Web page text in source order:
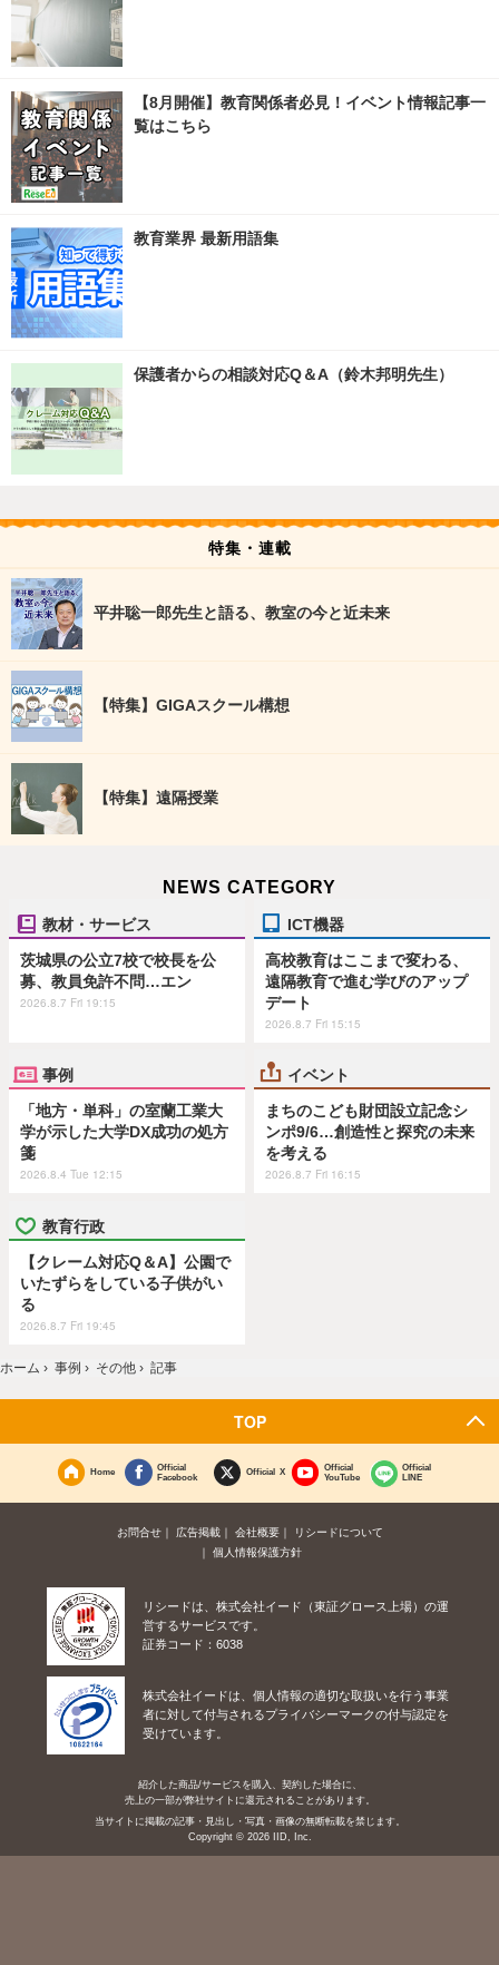
【8月開催】教育関係者必見！イベント情報記事一
覧はこちら
教育業界 最新用語集
保護者からの相談対応Q＆A（鈴木邦明先生）
特集・連載
平井聡一郎先生と語る、教室の今と近未来
【特集】GIGAスクール構想
【特集】遠隔授業
NEWS CATEGORY
教材・サービス
茨城県の公立7校で校長を公
募、教員免許不問…エン
2026.8.7 Fri 19:15
ICT機器
高校教育はここまで変わる、
遠隔教育で進む学びのアップ
デート
2026.8.7 Fri 15:15
事例
「地方・単科」の室蘭工業大
学が示した大学DX成功の処方
箋
2026.8.4 Tue 12:15
イベント
まちのこども財団設立記念シ
ンポ9/6…創造性と探究の未来
を考える
2026.8.7 Fri 16:15
教育行政
【クレーム対応Q＆A】公園で
いたずらをしている子供がい
る
2026.8.7 Fri 19:45
ホーム › 事例 › その他 › 記事
TOP
Home
Official
Facebook
Official X
Official
YouTube
Official
LINE
お問合せ 広告掲載 会社概要
リシードについて
個人情報保護方針
リシードは、株式会社イード（東証グロース上場）の運
営するサービスです。
証券コード：6038
株式会社イードは、個人情報の適切な取扱いを行う事業
者に対して付与されるプライバシーマークの付与認定を
受けています。
紹介した商品/サービスを購入、契約した場合に、
売上の一部が弊社サイトに還元されることがあります。
当サイトに掲載の記事・見出し・写真・画像の無断転載を禁じます。
Copyright © 2026 IID, Inc.